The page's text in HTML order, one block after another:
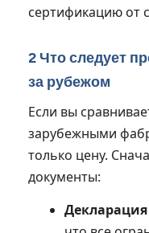
сертификацию от
2 Что следует
за рубежом
Если вы
зарубежными
только цену.
документы:
Декларация